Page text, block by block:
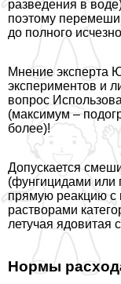
разведения в
поэтому
до полного
Мнение эксперта
экспериментов и
вопрос
(максимум –
более)!
Допускается
(фунгицидами или
прямую реакцию
растворами
летучая ядовитая
Нормы